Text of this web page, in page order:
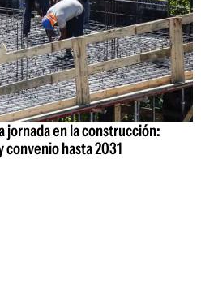
jornada en la construcción:
convenio hasta 2031